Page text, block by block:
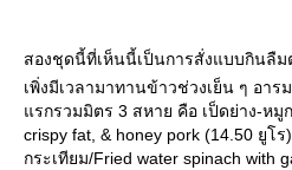
สองชุดนี้ที่เห็นนี้เป็นการสั่งแบบกินลืม
เพิ่งมีเวลามาทานข้าวช่วงเย็น ๆ อา
รกรวมมิตร 3 สหาย คือ เป็ดย่าง-หมู
crispy fat, & honey pork (14.50 ยูโ
กระเทียม/Fried water spinach with